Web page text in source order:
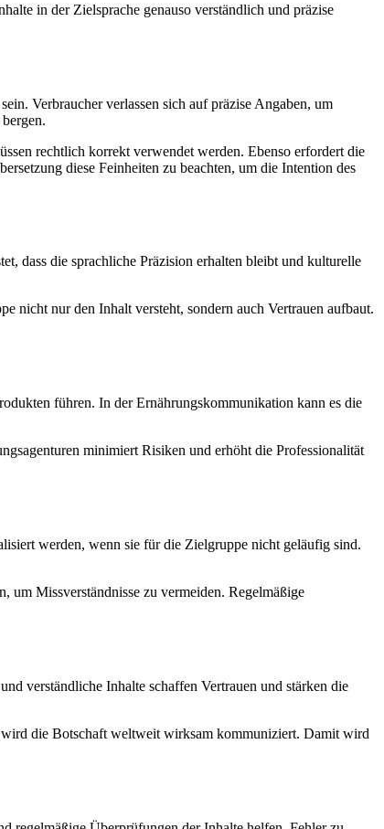
in der Zielsprache genauso verständlich und präzise
Verbraucher verlassen sich auf präzise Angaben, um
rechtlich korrekt verwendet werden. Ebenso erfordert die
diese Feinheiten zu beachten, um die Intention des
dass die sprachliche Präzision erhalten bleibt und kulturelle
nicht nur den Inhalt versteht, sondern auch Vertrauen aufbaut.
führen. In der Ernährungskommunikation kann es die
minimiert Risiken und erhöht die Professionalität
werden, wenn sie für die Zielgruppe nicht geläufig sind.
um Missverständnisse zu vermeiden. Regelmäßige
verständliche Inhalte schaffen Vertrauen und stärken die
wird die Botschaft weltweit wirksam kommuniziert. Damit wird